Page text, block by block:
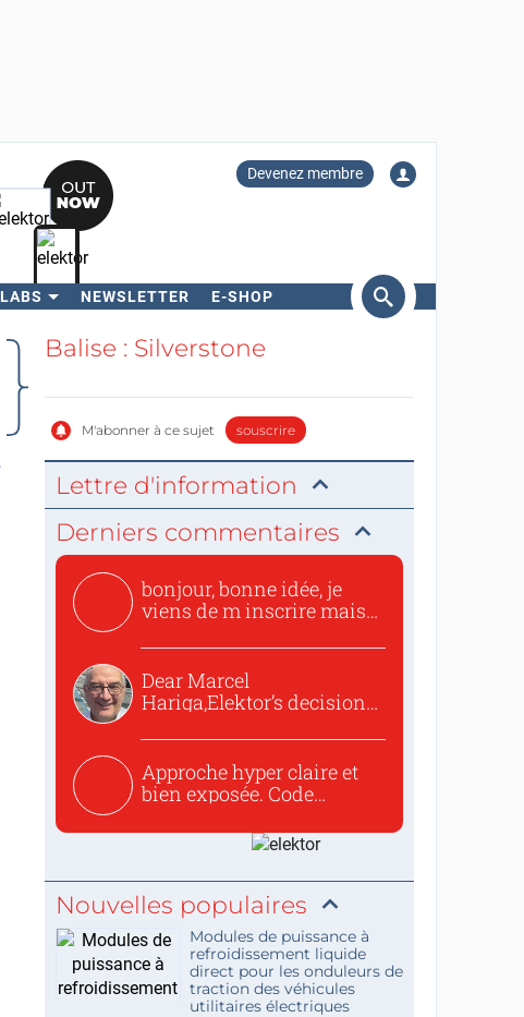
Devenez membre
LABS NEWSLETTER E-SHOP
RechercherBalise : Silverstone
M'abonner à ce sujet souscrire
Lettre d'information
Derniers commentaires
bonjour, bonne idée, je
viens de m inscrire mais
Dear Marcel
Hariga,Elektor’s decision
Approche hyper claire et
bien exposée. Code
Nouvelles populaires
Modules de puissance à
refroidissement liquide
direct pour les onduleurs de
traction des véhicules
utilitaires électriques